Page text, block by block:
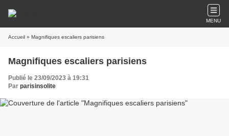
MENU
Accueil » Magnifiques escaliers parisiens
Magnifiques escaliers parisiens
Publié le 23/09/2023 à 19:31
Par parisinsolite